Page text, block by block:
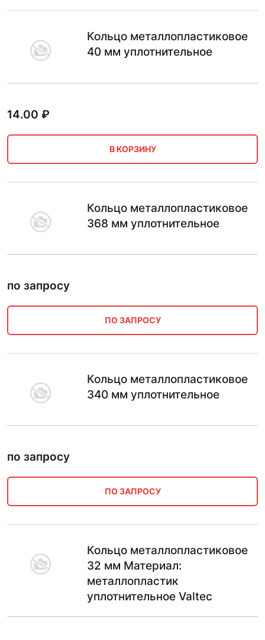
Кольцо металлопластиковое
40 мм уплотнительное
14.00 ₽
В КОРЗИНУ
Кольцо металлопластиковое
368 мм уплотнительное
по запросу
ПО ЗАПРОСУ
Кольцо металлопластиковое
340 мм уплотнительное
по запросу
ПО ЗАПРОСУ
Кольцо металлопластиковое
32 мм Материал:
металлопластик
уплотнительное Valtec